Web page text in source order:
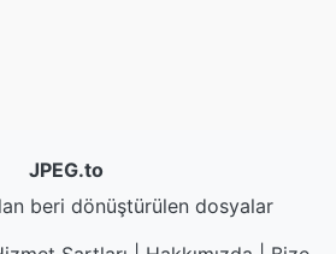
JPEG.to
beri dönüştürülen dosyalar